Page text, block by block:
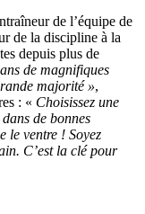
de l’équipe de
de la discipline à la
depuis plus de
de magnifiques
majorité »,
: « Choisissez une
de bonnes
le ventre ! Soyez
C’est la clé pour